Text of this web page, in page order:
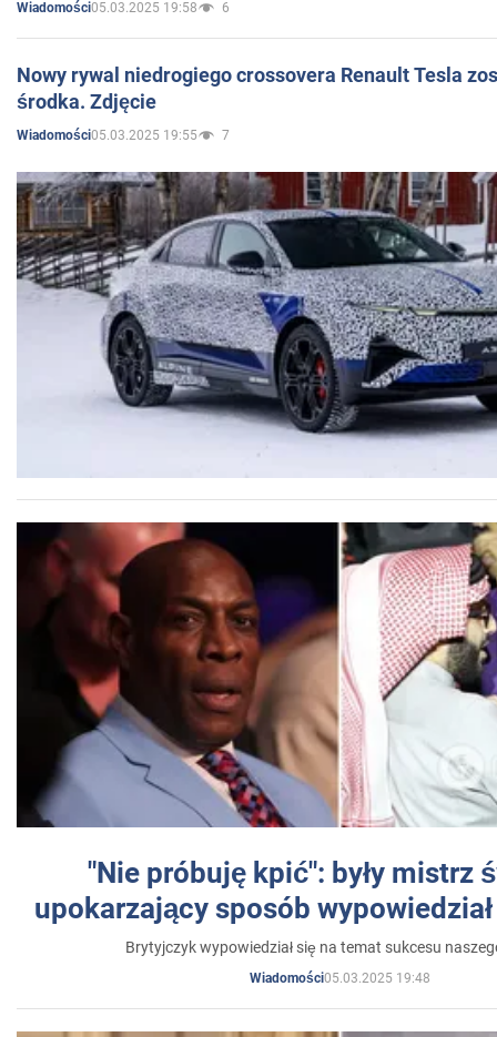
Wiadomości05.03.2025 19:58 6
Nowy rywal niedrogiego crossovera Renault Tesla
środka. Zdjęcie
Wiadomości05.03.2025 19:55 7
"Nie próbuję kpić": były mistrz
upokarzający sposób
Brytyjczyk wypowiedział się na temat sukcesu
Wiadomości05.03.2025 19:48